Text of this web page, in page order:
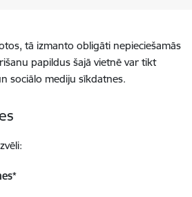
tā izmanto obligāti nepieciešamās
papildus šajā vietnē var tikt
sociālo mediju sīkdatnes.
*